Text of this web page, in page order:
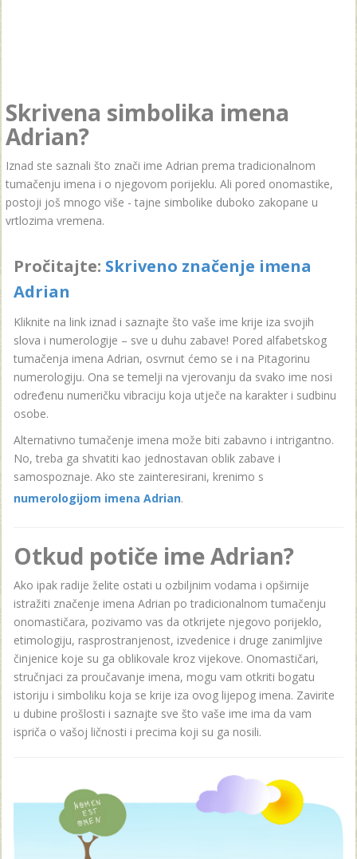
Skrivena simbolika imena
Adrian?
Iznad ste saznali što znači ime Adrian prema tradicionalnom
tumačenju imena i o njegovom porijeklu. Ali pored onomastike,
postoji još mnogo više - tajne simbolike duboko zakopane u
vrtlozima vremena.
Pročitajte: Skriveno značenje imena
Adrian
Kliknite na link iznad i saznajte što vaše ime krije iza svojih
slova i numerologije – sve u duhu zabave! Pored alfabetskog
tumačenja imena Adrian, osvrnut ćemo se i na Pitagorinu
numerologiju. Ona se temelji na vjerovanju da svako ime nosi
određenu numeričku vibraciju koja utječe na karakter i sudbinu
osobe.
Alternativno tumačenje imena može biti zabavno i intrigantno.
No, treba ga shvatiti kao jednostavan oblik zabave i
samospoznaje. Ako ste zainteresirani, krenimo s
numerologijom imena Adrian.
Otkud potiče ime Adrian?
Ako ipak radije želite ostati u ozbiljnim vodama i opširnije
istražiti značenje imena Adrian po tradicionalnom tumačenju
onomastičara, pozivamo vas da otkrijete njegovo porijeklo,
etimologiju, rasprostranjenost, izvedenice i druge zanimljive
činjenice koje su ga oblikovale kroz vijekove. Onomastičari,
stručnjaci za proučavanje imena, mogu vam otkriti bogatu
istoriju i simboliku koja se krije iza ovog lijepog imena. Zavirite
u dubine prošlosti i saznajte sve što vaše ime ima da vam
ispriča o vašoj ličnosti i precima koji su ga nosili.